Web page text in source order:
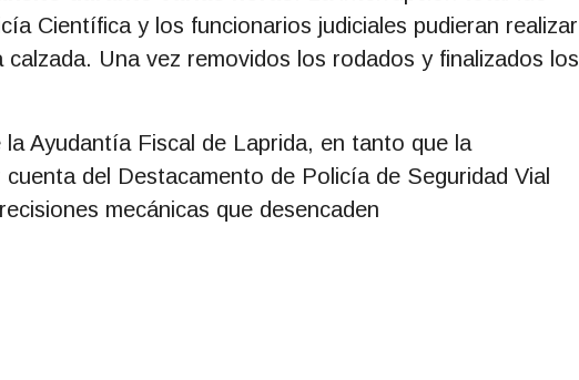
Científica y los funcionarios judiciales pudieran realizar
calzada. Una vez removidos los rodados y finalizados los
Ayudantía Fiscal de Laprida, en tanto que la
del Destacamento de Policía de Seguridad Vial
mecánicas que desencaden